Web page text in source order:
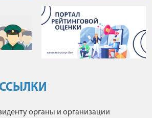
органы и организации